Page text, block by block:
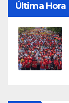
Última Hora